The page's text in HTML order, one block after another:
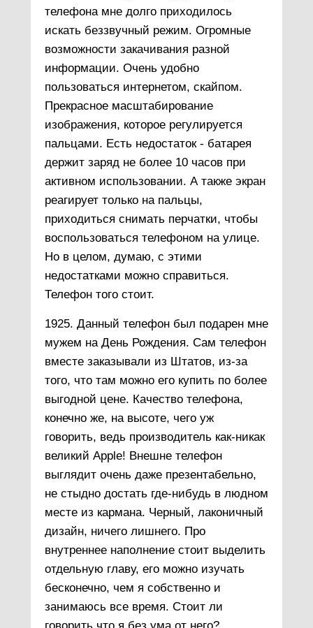
телефона мне долго приходилось
искать беззвучный режим. Огромные
возможности закачивания разной
информации. Очень удобно
пользоваться интернетом, скайпом.
Прекрасное масштабирование
изображения, которое регулируется
пальцами. Есть недостаток - батарея
держит заряд не более 10 часов при
активном использовании. А также экран
реагирует только на пальцы,
приходиться снимать перчатки, чтобы
воспользоваться телефоном на улице.
Но в целом, думаю, с этими
недостатками можно справиться.
Телефон того стоит.
1925. Данный телефон был подарен мне
мужем на День Рождения. Сам телефон
вместе заказывали из Штатов, из-за
того, что там можно его купить по более
выгодной цене. Качество телефона,
конечно же, на высоте, чего уж
говорить, ведь производитель как-никак
великий Apple! Внешне телефон
выглядит очень даже презентабельно,
не стыдно достать где-нибудь в людном
месте из кармана. Черный, лаконичный
дизайн, ничего лишнего. Про
внутреннее наполнение стоит выделить
отдельную главу, его можно изучать
бесконечно, чем я собственно и
занимаюсь все время. Стоит ли